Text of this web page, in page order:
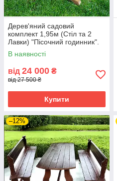
Дерев'яний садовий
комплект 1,95м (Стіл та 2
Лавки) "Пісочний годинник".
Колір: Горіх
В наявності
від 24 000 ₴
від 27 500 ₴
Купити
–12%